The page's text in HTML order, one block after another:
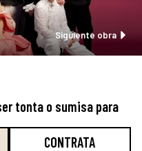
Siguiente obra
tonta o sumisa para
CONTRATA